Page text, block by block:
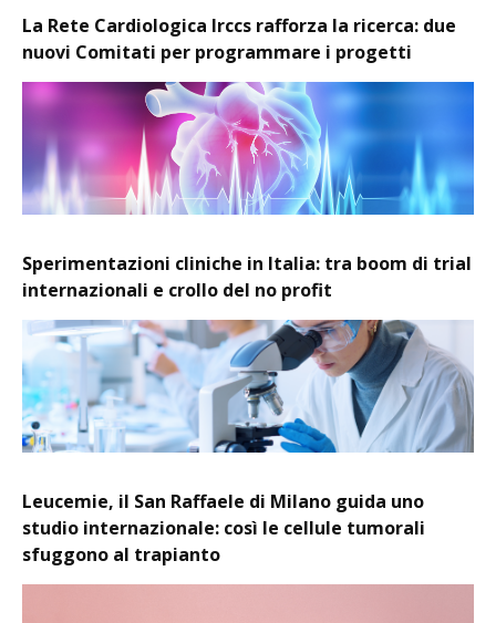
La Rete Cardiologica Irccs rafforza la ricerca: due
nuovi Comitati per programmare i progetti
Sperimentazioni cliniche in Italia: tra boom di trial
internazionali e crollo del no profit
Leucemie, il San Raffaele di Milano guida uno
studio internazionale: così le cellule tumorali
sfuggono al trapianto